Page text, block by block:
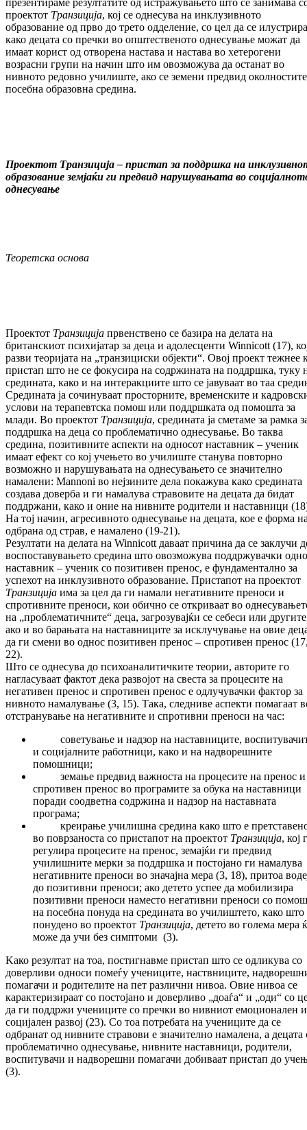
презентираме резултатите од истражувањето што се занимава
проектот Транзиција, кој се однесува на инклузивното
образование од прво до трето одделение, со цел да се илустрира
како децата со пречки во општественото однесување можат да
имаат корист од отворена настава и настава во хетерогени
возрасни групи на начин што им овозможува да останат во
нивното редовно училиште, ако се земени предвид
посебна образовна средина.
Проектот Транзиција – пристап за поддршка на
образование земјаќи ги предвид нарушувањата во
однесување
Теоретска основа
Проектот Транзиција првенствено се базира на делата на
британскиот психијатар за деца и адолесценти Winnicott (17),
разви теоријата на „транзициски објекти“. Овој проект тежнее
пристап што не се фокусира на содржината на поддршка, туку
средината, како и на интеракциите што се јавуваат во таа
Средината ја сочинуваат просторните, временските и
услови на терапевтска помош или поддршката од помошта за
млади. Во проектот Транзиција, средината ја сметаме за рамка
поддршка на деца со проблематично однесување. Во таква
средина, позитивните аспекти на односот наставник – ученик
имаат ефект со кој учењето во училиште станува повторно
возможно и нарушувањата на однесувањето се значително
намалени: Mannoni во нејзините дела покажува како средината
создава доверба и ги намалува стравовите на децата да бидат
поддржани, како и оние на нивните родители и наставници
На тој начин, агресивното однесување на децата, кое е форма
одбрана од страв, е намалено (19-21).
Резултати на делата на Winnicott даваат причина да се заклучи
воспоставувањето средина што овозможува поддржувачки
наставник – ученик со позитивен пренос, е фундаментално за
успехот на инклузивното образование. Пристапот на проектот
Транзиција има за цел да ги намали негативните преноси и
спротивните преноси, кои обично се откриваат во
на „проблематичните“ деца, загрозувајќи се себеси или
ако и во барањата на наставниците за исклучување на овие
да ги смени во однос позитивен пренос – спротивен пренос
22).
Што се однесува до психоаналитичките теории, авторите го
нагласуваат фактот дека развојот на свеста за процесите на
негативен пренос и спротивен пренос е одлучувачки фактор за
нивното намалување (3, 15). Така, следниве аспекти помагаат
отстранување на негативните и спротивни преноси на час:
советување и надзор на наставниците,
и социјалните работници, како и на надворешните
помошници;
земање предвид важноста на процесите на пренос и
спротивен пренос во програмите за обука на наставници
поради соодветна содржина и надзор на наставната
програма;
креирање училишнa средина како што е
во поврзаноста со пристапот на проектот Транзиција, кој
регулира процесите на пренос, земајќи ги предвид
училишните мерки за поддршка и постојано ги намалува
негативните преноси во значајна мера (3, 18), притоа
до позитивни преноси; ако детето успее да мобилизира
позитивни преноси наместо негативни преноси со
на посебна понуда на средината во училиштето, како што
понудено во проектот Транзиција, детето во голема мера
може да учи без симптоми (3).
Kaко резултат на тоа, постигнавме пристап што се одликува со
доверливи односи помеѓу учениците, наствниците,
помагачи и родителите на пет различни нивоа. Овие нивоа се
карактеризираат со постојано и доверливо „доаѓа“ и „оди“ со
да ги поддржи учениците со пречки во нивниот емоционален и
социјален развој (23). Со тоа потребата на учениците да се
одбранат од нивните стравови е значително намалена, а децата
проблематично однесување, нивните наставници, родители,
воспитувачи и надворешни помагачи добиваат пристап до
(3).